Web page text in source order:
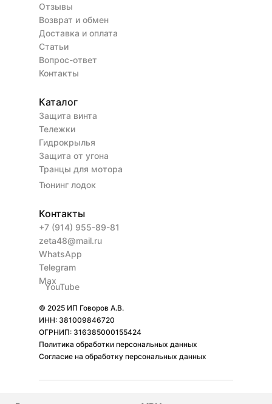
Отзывы
Возврат и обмен
Доставка и оплата
Статьи
Вопрос-ответ
Контакты
Каталог
Защита винта
Тележки
Гидрокрылья
Защита от угона
Тюнинг лодок
Транцы для мотора
Контакты
+7 (914) 955-89-81
zeta48@mail.ru
WhatsApp
Telegram
YouTube
Max
© 2025 ИП Говоров А.В.
ИНН: 381009846720
ОГРНИП: 316385000155424
Политика обработки персональных данных
Согласие на обработку персональных данных